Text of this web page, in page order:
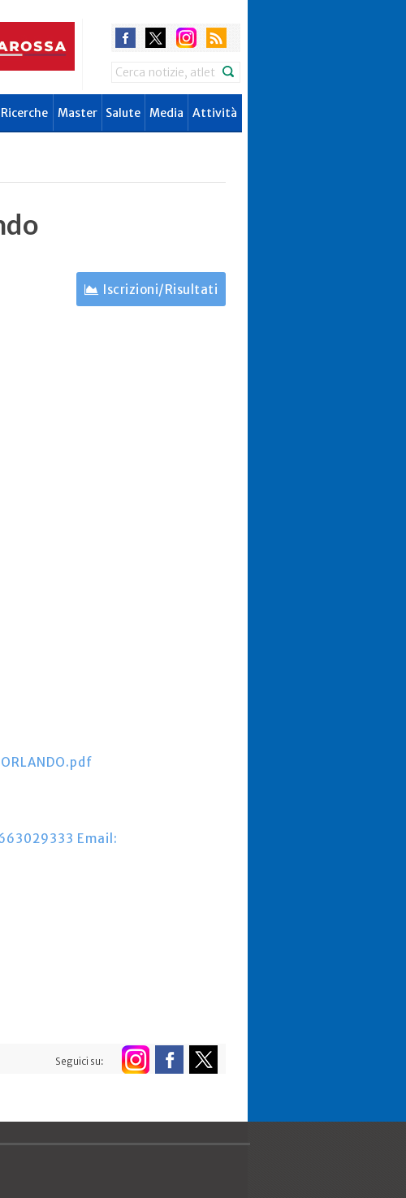
Search
Master Salute Media Attività
Iscrizioni/Risultati
Email:
Seguici su: